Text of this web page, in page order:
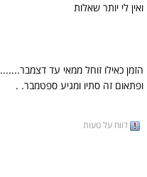
ואין לי יותר שאלות
הזמן כאילו זוחל ממאי עד דצמבר.......
ופתאום זה סתיו ומגיע ספטמבר. .
דווח על טעות